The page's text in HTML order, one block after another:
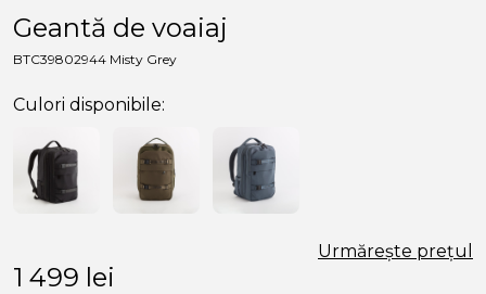
Geantă de voaiaj
BTC39802944 Misty Grey
Culori disponibile:
Urmărește prețul
1 499 lei